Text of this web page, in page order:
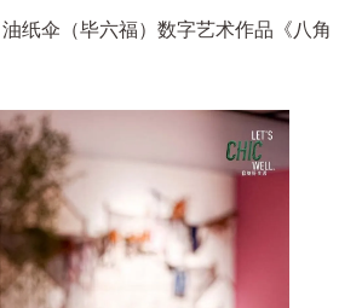
纸伞（毕六福）数字艺术作品《八角